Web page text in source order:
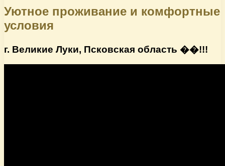
Уютное проживание и комфортные
условия
г. Великие Луки, Псковская область ��!!!